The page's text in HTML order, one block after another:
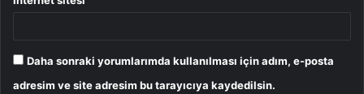
Daha sonraki yorumlarımda kullanılması için adım, e-posta
adresim ve site adresim bu tarayıcıya kaydedilsin.